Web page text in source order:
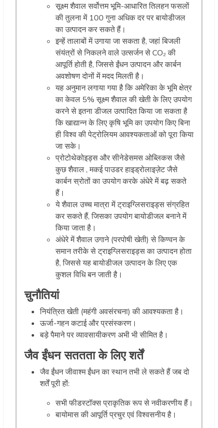
सूक्ष्म शैवाल सर्वोत्तम भूमि-आधारित तिलहन फसलों
की तुलना में 100 गुना अधिक दर पर बायोडीजल
का उत्पादन कर सकते हैं।
इन्हें तालाबों में उगाया जा सकता है, जहां बिजली
संयंत्रों से निकलने वाले उत्सर्जन से CO₂की
आपूर्ति होती है, जिससे ईंधन उत्पादन और कार्बन
अवशोषण दोनों में मदद मिलती है।
यह अनुमान लगाया गया है कि अमेरिका के भूमि क्षेत्र
का केवल 5% सूक्ष्म शैवाल की खेती के लिए उपयोग
करने से इतना डीजल उत्पादित किया जा सकता है
कि खाद्यान्न के लिए कृषि भूमि का उपयोग किए बिना
ही विश्व की पेट्रोलियम आवश्यकताओं को पूरा किया
जा सके।
प्रोटोथेकोइड्स और सीनेडेसमस ओब्लिकस जैसे
कुछ शैवाल , मकई पाउडर हाइड्रोलाइज़ेट जैसे
कार्बन स्रोतों का उपयोग करके अंधेरे में बढ़ सकते
हैं।
ये शैवाल उच्च मात्रा में ट्राइग्लिसराइड्स संग्रहित
कर सकते हैं, जिसका उपयोग बायोडीजल बनाने में
किया जाता है।
अंधेरे में शैवाल उगाने (परपोषी खेती) से किण्वन के
समान तरीके से ट्राइग्लिसराइड्स का उत्पादन होता
है, जिससे यह बायोडीजल उत्पादन के लिए एक
कुशल विधि बन जाती है।
चुनौतियां
नियंत्रित खेती (महंगी अवसंरचना) की आवश्यकता है।
ऊर्जा-गहन कटाई और प्रसंस्करण।
बड़े पैमाने पर व्यावसायीकरण अभी भी सीमित है।
जैव ईंधन सततता के लिए शर्तें
जैव ईंधन जीवाश्म ईंधन का स्थान तभी ले सकते हैं जब दो
शर्तें पूरी हों:
सभी फीडस्टॉक्स प्राकृतिक रूप से नवीकरणीय हैं।
बायोमास की आपूर्ति प्रचुर एवं विश्वसनीय है।